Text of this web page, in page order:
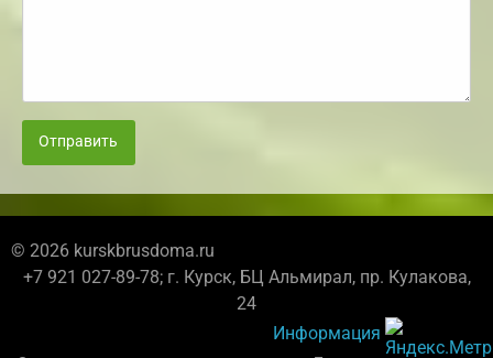
Отправить
© 2026 kurskbrusdoma.ru
+7 921 027-89-78; г. Курск, БЦ Альмирал, пр. Кулакова,
24
Информация